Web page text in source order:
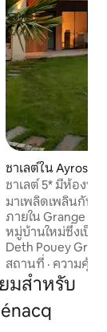
จาก 5, 107 รีวิว
ชาเลต์ใน Ayros-
ชาเลต์ 5* มีห้องซา
ปรับอากาศ และปลั๊
มาเพลิดเพลินกับ
ภายใน Grange du
หมู่บ้านใหม่ซึ่งเป็น
Deth Pouey
ห้องพักทุกห้องแล
แน่นอนรวมถึงซาว
กลางแจ้ง อาคาร
สำหรับจักรยานแล
ทุกห้องห้องนอน 2
สถานที่ · ความคุ้ม
มสำหรับ